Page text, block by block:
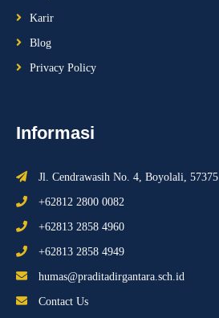
Karir
Blog
Privacy Policy
Informasi
Jl. Cendrawasih No. 4, Boyolali, 57375
+62812 2800 0082
+62813 2858 4960
+62813 2858 4949
humas@praditadirgantara.sch.id
Contact Us